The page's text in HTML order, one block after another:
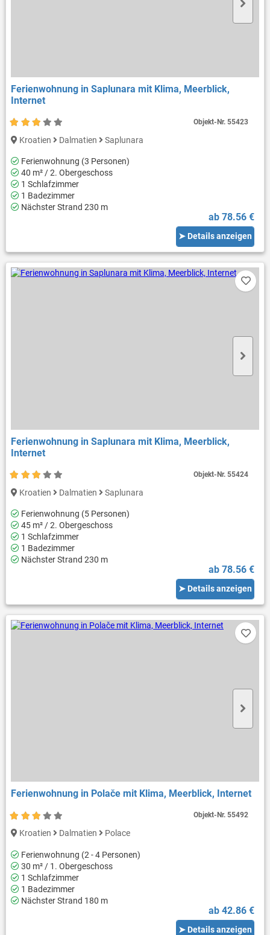
Ferienwohnung in Saplunara mit Klima, Meerblick,
Internet
Kroatien Dalmatien Saplunara
Ferienwohnung (3 Personen)
40 m² / 2. Obergeschoss
1 Schlafzimmer
1 Badezimmer
Nächster Strand 230 m
ab 78.56 €
➤ Details anzeigen
Objekt-Nr.55423
Ferienwohnung in Saplunara mit Klima, Meerblick,
Internet
Kroatien Dalmatien Saplunara
Ferienwohnung (5 Personen)
45 m² / 2. Obergeschoss
1 Schlafzimmer
1 Badezimmer
Nächster Strand 230 m
ab 78.56 €
➤ Details anzeigen
Objekt-Nr.55424
Ferienwohnung in Polače mit Klima, Meerblick, Internet
Kroatien Dalmatien Polace
Ferienwohnung (2 - 4 Personen)
30 m² / 1. Obergeschoss
1 Schlafzimmer
1 Badezimmer
Nächster Strand 180 m
ab 42.86 €
➤ Details anzeigen
Objekt-Nr.55492